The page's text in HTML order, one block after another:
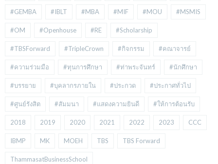
#GEMBA #IBLT #MBA #MIF #MOU #MSMIS
#OM #Openhouse #RE #Scholarship
#TBSForward #TripleCrown #กิจกรรม #คณาจารย์
#ความร่วมมือ #ทุนการศึกษา #ท่าพระจันทร์ #นักศึกษา
#บรรยาย #บุคลากรภายใน #ประกวด #ประกาศทั่วไป
#ศูนย์รังสิต #สัมมนา #แสดงความยินดี #ให้การต้อนรับ
2018 2019 2020 2021 2022 2023 CCC
IBMP MK MOEH TBS TBS Forward
ThammasatBusinessSchool